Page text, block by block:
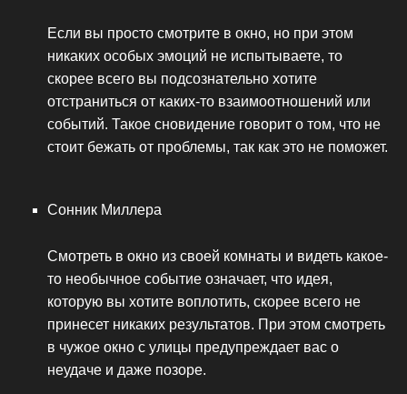
Если вы просто смотрите в окно, но при этом
никаких особых эмоций не испытываете, то
скорее всего вы подсознательно хотите
отстраниться от каких-то взаимоотношений или
событий. Такое сновидение говорит о том, что не
стоит бежать от проблемы, так как это не поможет.
Сонник Миллера
Смотреть в окно из своей комнаты и видеть какое-
то необычное событие означает, что идея,
которую вы хотите воплотить, скорее всего не
принесет никаких результатов. При этом смотреть
в чужое окно с улицы предупреждает вас о
неудаче и даже позоре.